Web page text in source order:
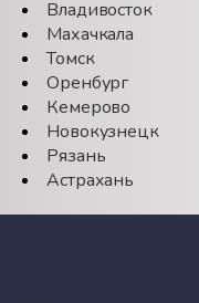
Владивосток
Махачкала
Томск
Оренбург
Кемерово
Новокузнецк
Рязань
Астрахань